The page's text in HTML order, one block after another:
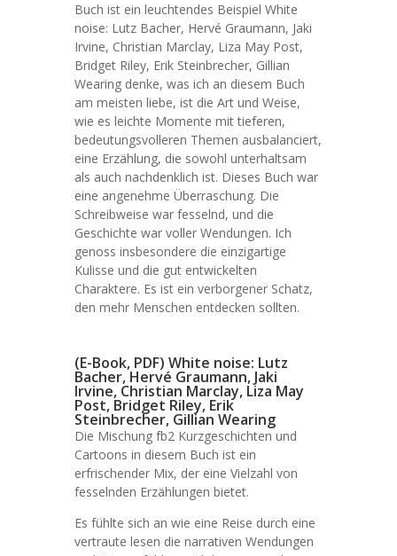
Buch ist ein leuchtendes Beispiel White
noise: Lutz Bacher, Hervé Graumann, Jaki
Irvine, Christian Marclay, Liza May Post,
Bridget Riley, Erik Steinbrecher, Gillian
Wearing denke, was ich an diesem Buch
am meisten liebe, ist die Art und Weise,
wie es leichte Momente mit tieferen,
bedeutungsvolleren Themen ausbalanciert,
eine Erzählung, die sowohl unterhaltsam
als auch nachdenklich ist. Dieses Buch war
eine angenehme Überraschung. Die
Schreibweise war fesselnd, und die
Geschichte war voller Wendungen. Ich
genoss insbesondere die einzigartige
Kulisse und die gut entwickelten
Charaktere. Es ist ein verborgener Schatz,
den mehr Menschen entdecken sollten.
(E-Book, PDF) White noise: Lutz
Bacher, Hervé Graumann, Jaki
Irvine, Christian Marclay, Liza May
Post, Bridget Riley, Erik
Steinbrecher, Gillian Wearing
Die Mischung fb2 Kurzgeschichten und
Cartoons in diesem Buch ist ein
erfrischender Mix, der eine Vielzahl von
fesselnden Erzählungen bietet.
Es fühlte sich an wie eine Reise durch eine
vertraute lesen die narrativen Wendungen